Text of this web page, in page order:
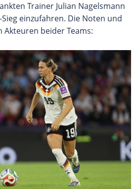
Trainer Julian Nagelsmann
einzufahren. Die Noten und
Akteuren beider Teams: